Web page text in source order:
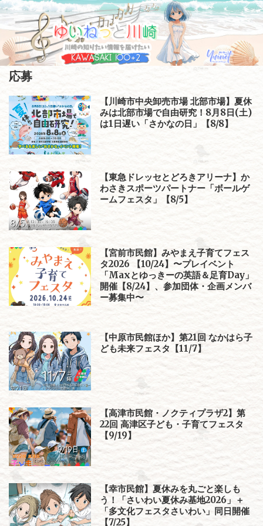
Skip
content
応募
【川崎市中央卸売市場 北部市場】夏休
みは北部市場で自由研究！8月8日(土)
は1日遅い「さかなの日」【8/8】
【東急ドレッセとどろきアリーナ】か
わさきスポーツパートナー「ボールゲ
ームフェスタ」【8/5】
【宮前市民館】みやまえ子育てフェス
タ2026 【10/24】〜プレイベント
「Maxとゆっきーの英語＆足育Day」
開催【8/24】、参加団体・企画メンバ
ー募集中〜
【中原市民館ほか】第21回 なかはら子
ども未来フェスタ【11/7】
【高津市民館・ノクティプラザ2】第
22回 高津区子ども・子育てフェスタ
【9/19】
【幸市民館】夏休みを丸ごと楽しも
う！「さいわい夏休み基地2026」＋
「多文化フェスタさいわい」同日開催
【7/25】